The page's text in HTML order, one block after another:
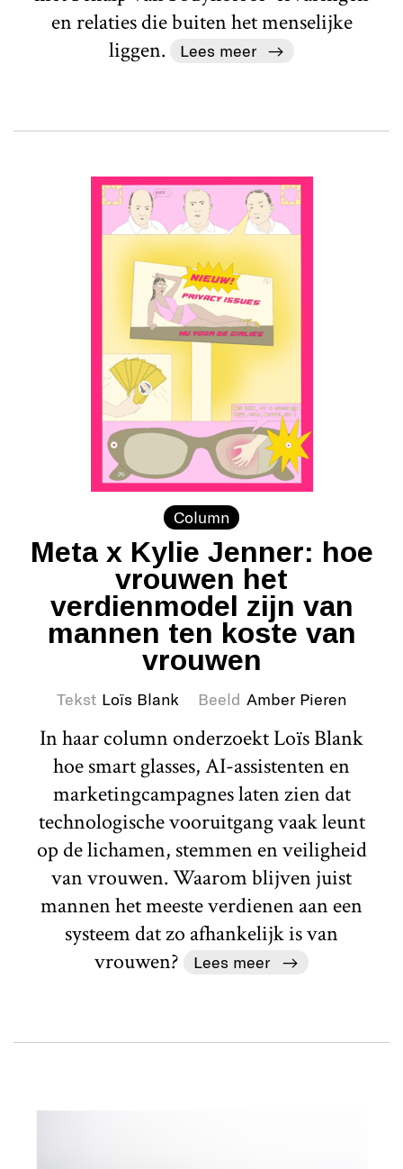
en relaties die buiten het menselijke
liggen.
Lees meer
Column
Meta x Kylie Jenner: hoe
vrouwen het
verdienmodel zijn van
mannen ten koste van
vrouwen
Tekst Loïs Blank Beeld Amber Pieren
In haar column onderzoekt Loïs Blank
hoe smart glasses, AI-assistenten en
marketingcampagnes laten zien dat
technologische vooruitgang vaak leunt
op de lichamen, stemmen en veiligheid
van vrouwen. Waarom blijven juist
mannen het meeste verdienen aan een
systeem dat zo afhankelijk is van
vrouwen?
Lees meer